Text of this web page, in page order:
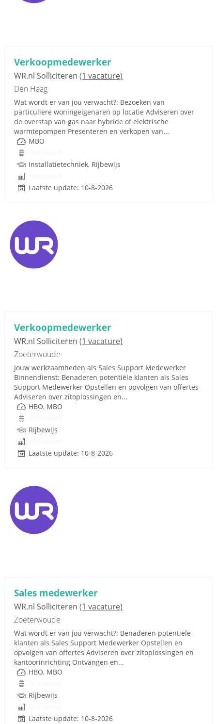
Verkoopmedewerker
WR.nl Solliciteren (1 vacature)
Den Haag
Wat wordt er van jou verwacht?: Bezoeken van
particuliere woningeigenaren op locatie Adviseren over
de overstap van gas naar hybride of elektrische
warmtepompen Presenteren en verkopen van...
MBO
Installatietechniek, Rijbewijs
Laatste update: 10-8-2026
Verkoopmedewerker
WR.nl Solliciteren (1 vacature)
Zoeterwoude
Jouw werkzaamheden als Sales Support Medewerker
Binnendienst: Benaderen potentiële klanten als Sales
Support Medewerker Opstellen en opvolgen van offertes
Adviseren over zitoplossingen en...
HBO, MBO
Rijbewijs
Laatste update: 10-8-2026
Sales medewerker
WR.nl Solliciteren (1 vacature)
Zoeterwoude
Wat wordt er van jou verwacht?: Benaderen potentiële
klanten als Sales Support Medewerker Opstellen en
opvolgen van offertes Adviseren over zitoplossingen en
kantoorinrichting Ontvangen en...
HBO, MBO
Rijbewijs
Laatste update: 10-8-2026